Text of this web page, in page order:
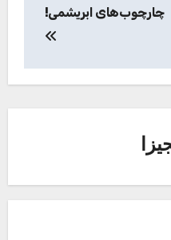
چارچوب‌های ابریشمی!